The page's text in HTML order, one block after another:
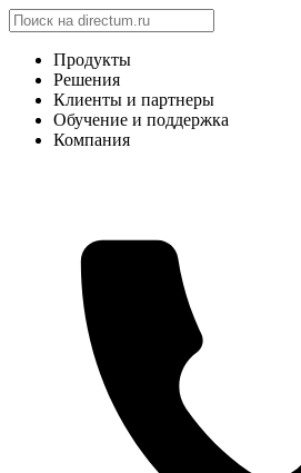
Продукты
Решения
Клиенты и партнеры
Обучение и поддержка
Компания